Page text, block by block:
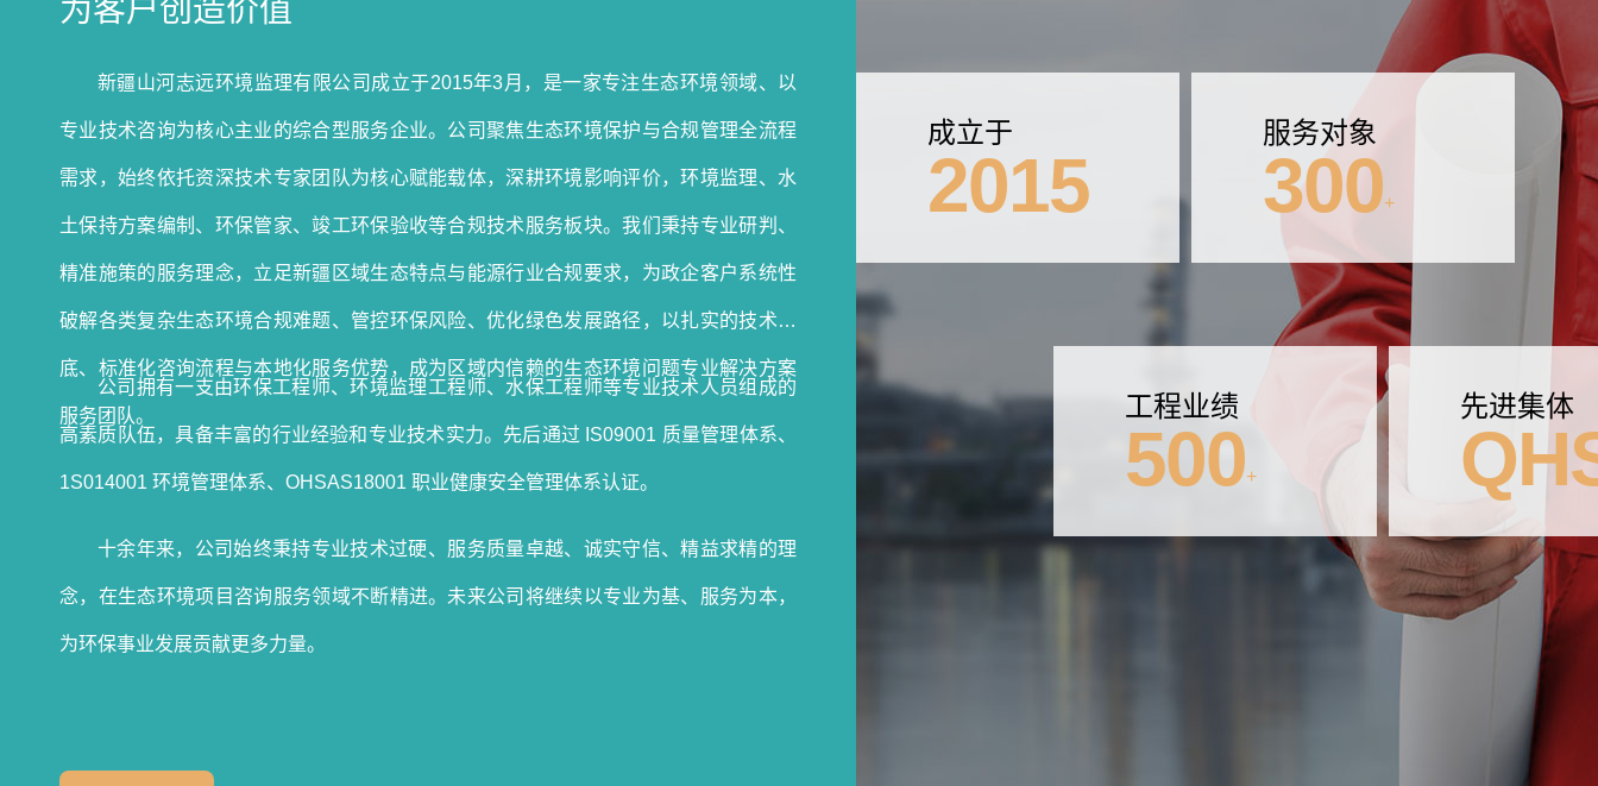
为客户创造价值
新疆山河志远环境监理有限公司成立于2015年3月，是一家专注生态环境领域、以
专业技术咨询为核心主业的综合型服务企业。公司聚焦生态环境保护与合规管理全流程
需求，始终依托资深技术专家团队为核心赋能载体，深耕环境影响评价，环境监理、水
土保持方案编制、环保管家、竣工环保验收等合规技术服务板块。我们秉持专业研判、
精准施策的服务理念，立足新疆区域生态特点与能源行业合规要求，为政企客户系统性
破解各类复杂生态环境合规难题、管控环保风险、优化绿色发展路径，以扎实的技术功
底、标准化咨询流程与本地化服务优势，成为区域内信赖的生态环境问题专业解决方案
服务团队。
公司拥有一支由环保工程师、环境监理工程师、水保工程师等专业技术人员组成的
高素质队伍，具备丰富的行业经验和专业技术实力。先后通过 IS09001 质量管理体系、
1S014001 环境管理体系、OHSAS18001 职业健康安全管理体系认证。
十余年来，公司始终秉持专业技术过硬、服务质量卓越、诚实守信、精益求精的理
念，在生态环境项目咨询服务领域不断精进。未来公司将继续以专业为基、服务为本，
为环保事业发展贡献更多力量。
成立于
2015
服务对象
300+
工程业绩
500+
先进集体